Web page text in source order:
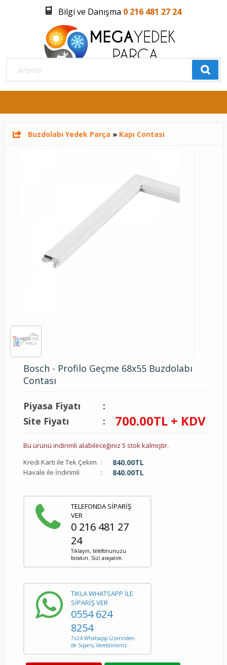
Bilgi ve Danışma 0 216 481 27 24
Üye Girişi Üye Olmak İstiyorum
Buzdolabı Yedek Parça » Kapı Contası
Bosch - Profilo Geçme 68x55 Buzdolabı
Contası
Piyasa Fiyatı
:
Site Fiyatı
: 700.00TL + KDV
Bu ürünü indirimli alabileceğiniz 5 stok kalmıştır.
Kredi Kartı ile Tek Çekim : 840.00TL
Havale ile İndirimli : 840.00TL
TELEFONDA SİPARİŞ
VER
0 216 481 27
24
Tıklayın, telefonunuzu
bırakın. Sizi arayalım.
TIKLA WHATSAPP İLE
SİPARİŞ VER
0554 624
8254
7x24 Whatsapp Üzerinden
de Sipariş Verebilirsiniz.